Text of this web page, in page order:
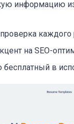
информацию
проверка
на SEO-
бесплатный в